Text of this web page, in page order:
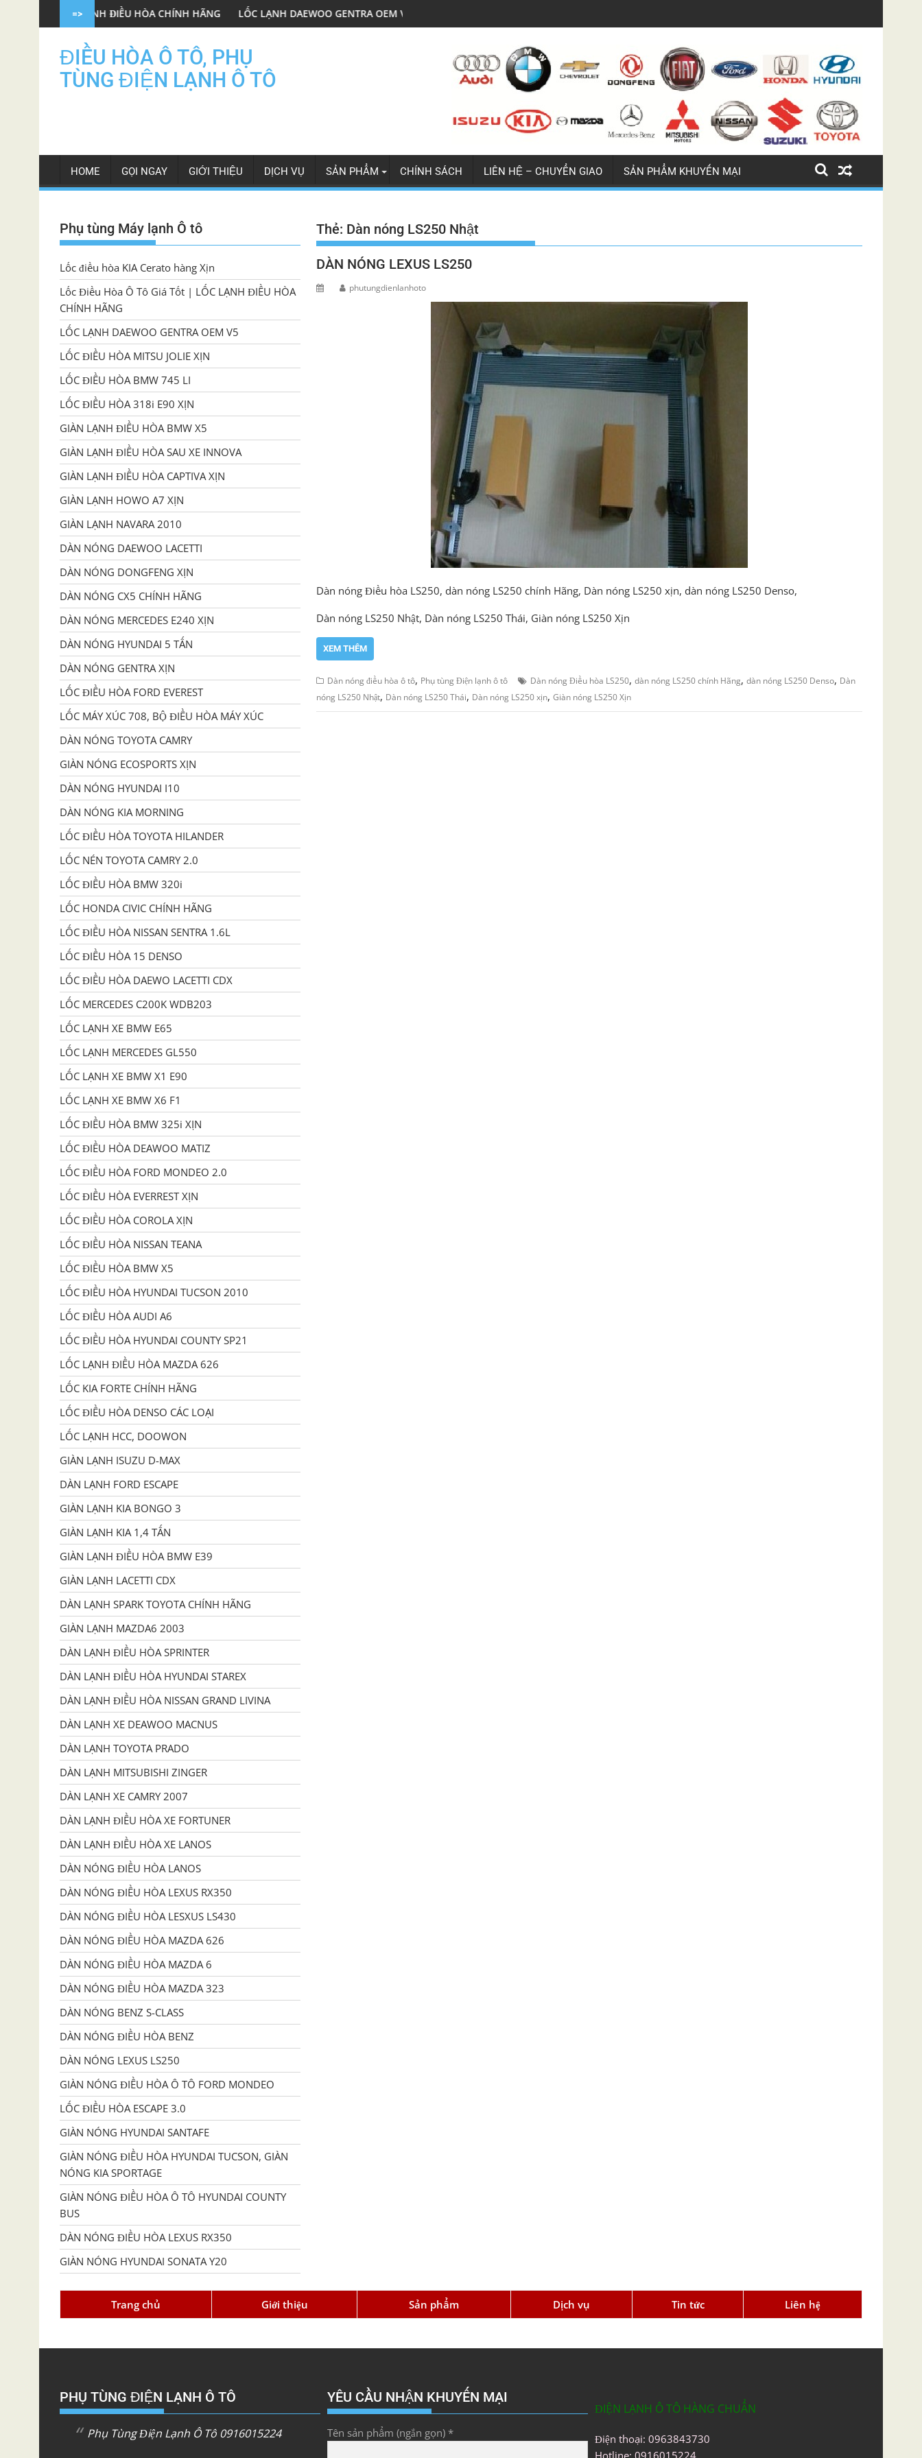
to
=>
ĐIỀU HÒA CHÍNH HÃNG LỐC LẠNH DAEWOO GENTRA OEM V5
ĐIỀU HÒA Ô TÔ, PHỤ
TÙNG ĐIỆN LẠNH Ô TÔ
HOME GỌI NGAY GIỚI THIỆU DỊCH VỤ SẢN PHẨM CHÍNH SÁCH LIÊN HỆ – CHUYỂN GIAO SẢN PHẨM KHUYẾN MẠI
Thẻ: Dàn nóng LS250 Nhật
DÀN NÓNG LEXUS LS250
phutungdienlanhoto
Dàn nóng Điều hòa LS250, dàn nóng LS250 chính Hãng, Dàn nóng LS250 xịn, dàn nóng LS250 Denso,
Dàn nóng LS250 Nhật, Dàn nóng LS250 Thái, Giàn nóng LS250 Xịn
XEM THÊM
Dàn nóng điều hòa ô tô, Phụ tùng Điện lạnh ô tô Dàn nóng Điều hòa LS250,dàn nóng LS250 chính Hãng,dàn nóng LS250 Denso, Dàn
nóng LS250 Nhật, Dàn nóng LS250 Thái, Dàn nóng LS250 xịn,Giàn nóng LS250 Xịn
Phụ tùng Máy lạnh Ô tô
Lốc điều hòa KIA Cerato hàng Xịn
Lốc Điều Hòa Ô Tô Giá Tốt | LỐC LẠNH ĐIỀU HÒA
CHÍNH HÃNG
LỐC LẠNH DAEWOO GENTRA OEM V5
LỐC ĐIỀU HÒA MITSU JOLIE XỊN
LỐC ĐIỀU HÒA BMW 745 LI
LỐC ĐIỀU HÒA 318i E90 XỊN
GIÀN LẠNH ĐIỀU HÒA BMW X5
GIÀN LẠNH ĐIỀU HÒA SAU XE INNOVA
GIÀN LẠNH ĐIỀU HÒA CAPTIVA XỊN
GIÀN LẠNH HOWO A7 XỊN
GIÀN LẠNH NAVARA 2010
DÀN NÓNG DAEWOO LACETTI
DÀN NÓNG DONGFENG XỊN
DÀN NÓNG CX5 CHÍNH HÃNG
DÀN NÓNG MERCEDES E240 XỊN
DÀN NÓNG HYUNDAI 5 TẤN
DÀN NÓNG GENTRA XỊN
LỐC ĐIỀU HÒA FORD EVEREST
LỐC MÁY XÚC 708, BỘ ĐIỀU HÒA MÁY XÚC
DÀN NÓNG TOYOTA CAMRY
GIÀN NÓNG ECOSPORTS XỊN
DÀN NÓNG HYUNDAI I10
DÀN NÓNG KIA MORNING
LỐC ĐIỀU HÒA TOYOTA HILANDER
LỐC NÉN TOYOTA CAMRY 2.0
LỐC ĐIỀU HÒA BMW 320i
LỐC HONDA CIVIC CHÍNH HÃNG
LỐC ĐIỀU HÒA NISSAN SENTRA 1.6L
LỐC ĐIỀU HÒA 15 DENSO
LỐC ĐIỀU HÒA DAEWO LACETTI CDX
LỐC MERCEDES C200K WDB203
LỐC LẠNH XE BMW E65
LỐC LẠNH MERCEDES GL550
LỐC LẠNH XE BMW X1 E90
LỐC LẠNH XE BMW X6 F1
LỐC ĐIỀU HÒA BMW 325i XỊN
LỐC ĐIỀU HÒA DEAWOO MATIZ
LỐC ĐIỀU HÒA FORD MONDEO 2.0
LỐC ĐIỀU HÒA EVERREST XỊN
LỐC ĐIỀU HÒA COROLA XỊN
LỐC ĐIỀU HÒA NISSAN TEANA
LỐC ĐIỀU HÒA BMW X5
LỐC ĐIỀU HÒA HYUNDAI TUCSON 2010
LỐC ĐIỀU HÒA AUDI A6
LỐC ĐIỀU HÒA HYUNDAI COUNTY SP21
LỐC LẠNH ĐIỀU HÒA MAZDA 626
LỐC KIA FORTE CHÍNH HÃNG
LỐC ĐIỀU HÒA DENSO CÁC LOẠI
LỐC LẠNH HCC, DOOWON
GIÀN LẠNH ISUZU D-MAX
DÀN LẠNH FORD ESCAPE
GIÀN LẠNH KIA BONGO 3
GIÀN LẠNH KIA 1,4 TẤN
GIÀN LẠNH ĐIỀU HÒA BMW E39
GIÀN LẠNH LACETTI CDX
DÀN LẠNH SPARK TOYOTA CHÍNH HÃNG
GIÀN LẠNH MAZDA6 2003
DÀN LẠNH ĐIỀU HÒA SPRINTER
DÀN LẠNH ĐIỀU HÒA HYUNDAI STAREX
DÀN LẠNH ĐIỀU HÒA NISSAN GRAND LIVINA
DÀN LẠNH XE DEAWOO MACNUS
DÀN LẠNH TOYOTA PRADO
DÀN LẠNH MITSUBISHI ZINGER
DÀN LẠNH XE CAMRY 2007
DÀN LẠNH ĐIỀU HÒA XE FORTUNER
DÀN LẠNH ĐIỀU HÒA XE LANOS
DÀN NÓNG ĐIỀU HÒA LANOS
DÀN NÓNG ĐIỀU HÒA LEXUS RX350
DÀN NÓNG ĐIỀU HÒA LESXUS LS430
DÀN NÓNG ĐIỀU HÒA MAZDA 626
DÀN NÓNG ĐIỀU HÒA MAZDA 6
DÀN NÓNG ĐIỀU HÒA MAZDA 323
DÀN NÓNG BENZ S-CLASS
DÀN NÓNG ĐIỀU HÒA BENZ
DÀN NÓNG LEXUS LS250
GIÀN NÓNG ĐIỀU HÒA Ô TÔ FORD MONDEO
LỐC ĐIỀU HÒA ESCAPE 3.0
GIÀN NÓNG HYUNDAI SANTAFE
GIÀN NÓNG ĐIỀU HÒA HYUNDAI TUCSON, GIÀN
NÓNG KIA SPORTAGE
GIÀN NÓNG ĐIỀU HÒA Ô TÔ HYUNDAI COUNTY
BUS
DÀN NÓNG ĐIỀU HÒA LEXUS RX350
GIÀN NÓNG HYUNDAI SONATA Y20
Trang chủ Giới thiệu Sản phẩm Dịch vụ Tin tức Liên hệ
PHỤ TÙNG ĐIỆN LẠNH Ô TÔ
Phụ Tùng Điện Lạnh Ô Tô 0916015224
YÊU CẦU NHẬN KHUYẾN MẠI
Tên sản phẩm (ngắn gọn) *
ĐIỆN LẠNH Ô TÔ HÀNG CHUẨN
Điện thoại: 0963843730
Hotline: 0916015224